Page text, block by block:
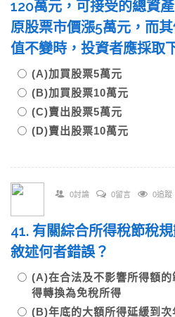
120萬元，可接受的總資
原股票市價漲5萬元，而
值不變時，投資者應採取
(A)加買股票5萬元
(B)加買股票10萬元
(C)賣出股票5萬元
(D)賣出股票10萬元
0討論 0留言 0追蹤
41. 有關綜合所得稅節稅
敘述何者錯誤？
(A)在合法及不影響所得額
得轉換為免稅所得
(B)年底的大額所得延緩到